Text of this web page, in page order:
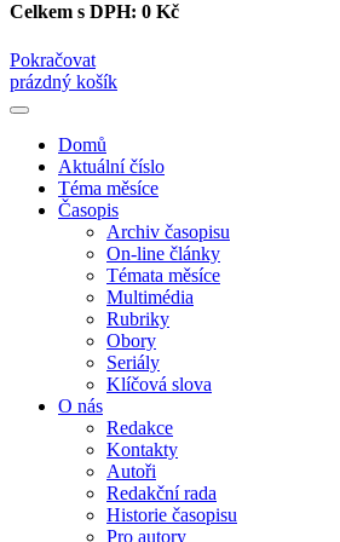
Celkem s DPH: 0 Kč
Pokračovat
prázdný košík
Domů
Aktuální číslo
Téma měsíce
Časopis
Archiv časopisu
On-line články
Témata měsíce
Multimédia
Rubriky
Obory
Seriály
Klíčová slova
O nás
Redakce
Kontakty
Autoři
Redakční rada
Historie časopisu
Pro autory